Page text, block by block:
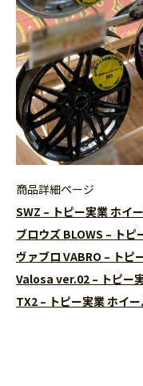
商品詳細ページ
SWZ – トピー実業 ホイ
ブロウズ BLOWS – ト
ヴァブロ VABRO – トピ
Valosa ver.02 – トピー
TX2 – トピー実業 ホイ